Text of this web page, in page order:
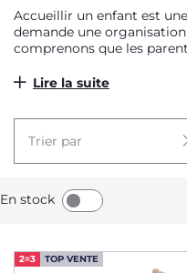
Accueillir un enfant est
demande une
comprenons que les
avons conçu la poussette
de la poussette
premiers mois et un
offrons un équipement qui
éveil, garantissant une
Lire la suite
Trier par
En stock
2=3 TOP VENTE